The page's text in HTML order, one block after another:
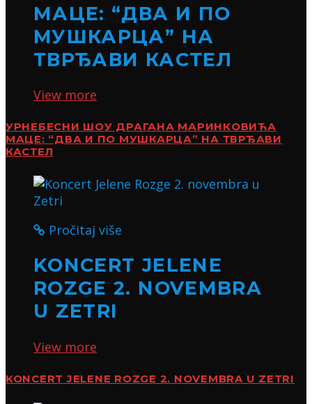
МАЦЕ: “ДВА И ПО
МУШКАРЦА” НА
ТВРЂАВИ КАСТЕЛ
View more
УРНЕБЕСНИ ШОУ ДРАГАНА МАРИНКОВИЋА
МАЦЕ: “ДВА И ПО МУШКАРЦА” НА ТВРЂАВИ
КАСТЕЛ
Pročitaj više
KONCERT JELENE
ROZGE 2. NOVEMBRA
U ZETRI
View more
KONCERT JELENE ROZGE 2. NOVEMBRA U ZETRI